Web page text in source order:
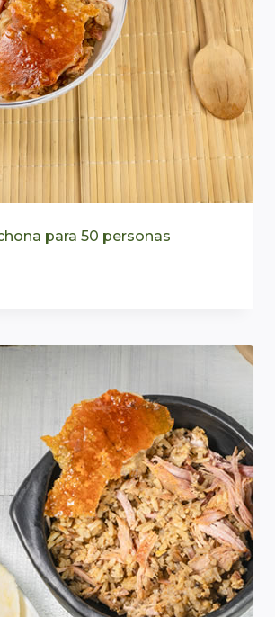
para 50 personas